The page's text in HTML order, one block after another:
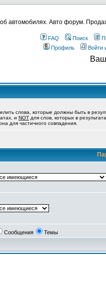
автомобилях. Авто форум.
FAQ Поиск
Профиль
Войти
слова, которые должны быть в
и NOT для слов, которых в
для частичного совпадения.
Сообщения Темы